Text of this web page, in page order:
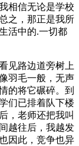
相信无论是学校
之，那正是我所
活中的.一切都
见路边道旁树上
羽毛一般，无声
的将它碾碎。到
们已排着队下楼
，老师还把我叫
越往后，我越发
因此，竞争也异